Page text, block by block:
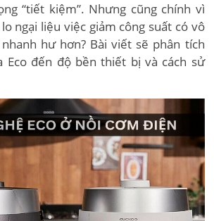
“tiết kiệm”. Nhưng cũng chính vì
ngại liệu việc giảm công suất có vô
hư hơn? Bài viết sẽ phân tích
Eco đến độ bền thiết bị và cách sử